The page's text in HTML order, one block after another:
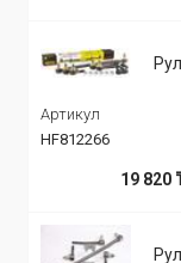
Артикул
HF812266
19 820